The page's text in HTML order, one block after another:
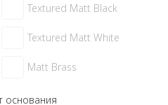
Textured Matt Black
Textured Matt White
Matt Brass
основания